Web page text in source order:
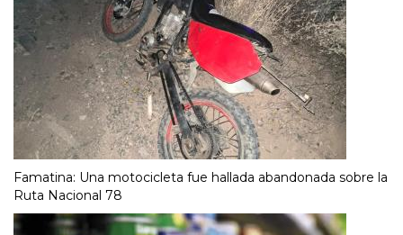
Famatina: Una motocicleta fue hallada abandonada sobre la
Ruta Nacional 78